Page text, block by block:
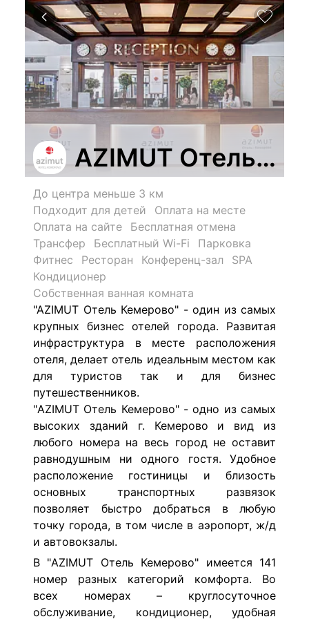
AZIMUT Отель
До центра меньше 3 км
Подходит для детей
Оплата на месте
Оплата на сайте
Бесплатная отмена
Трансфер
Бесплатный Wi-Fi
Парковка
Фитнес
Ресторан Конференц-зал
SPA
Кондиционер
Собственная ванная комната
"AZIMUT Отель Кемерово" - один из самых
крупных бизнес отелей города. Развитая
инфраструктура в месте расположения
отеля, делает отель идеальным местом как
для туристов так и для бизнес
путешественников.
"AZIMUT Отель Кемерово" - одно из самых
высоких зданий г. Кемерово и вид из
любого номера на весь город не оставит
равнодушным ни одного гостя. Удобное
расположение гостиницы и близость
основных транспортных развязок
позволяет быстро добраться в любую
точку города, в том числе в аэропорт, ж/д
и автовокзалы.
В "AZIMUT Отель Кемерово" имеется 141
номер разных категорий комфорта. Во
всех номерах – круглосуточное
обслуживание, кондиционер, удобная